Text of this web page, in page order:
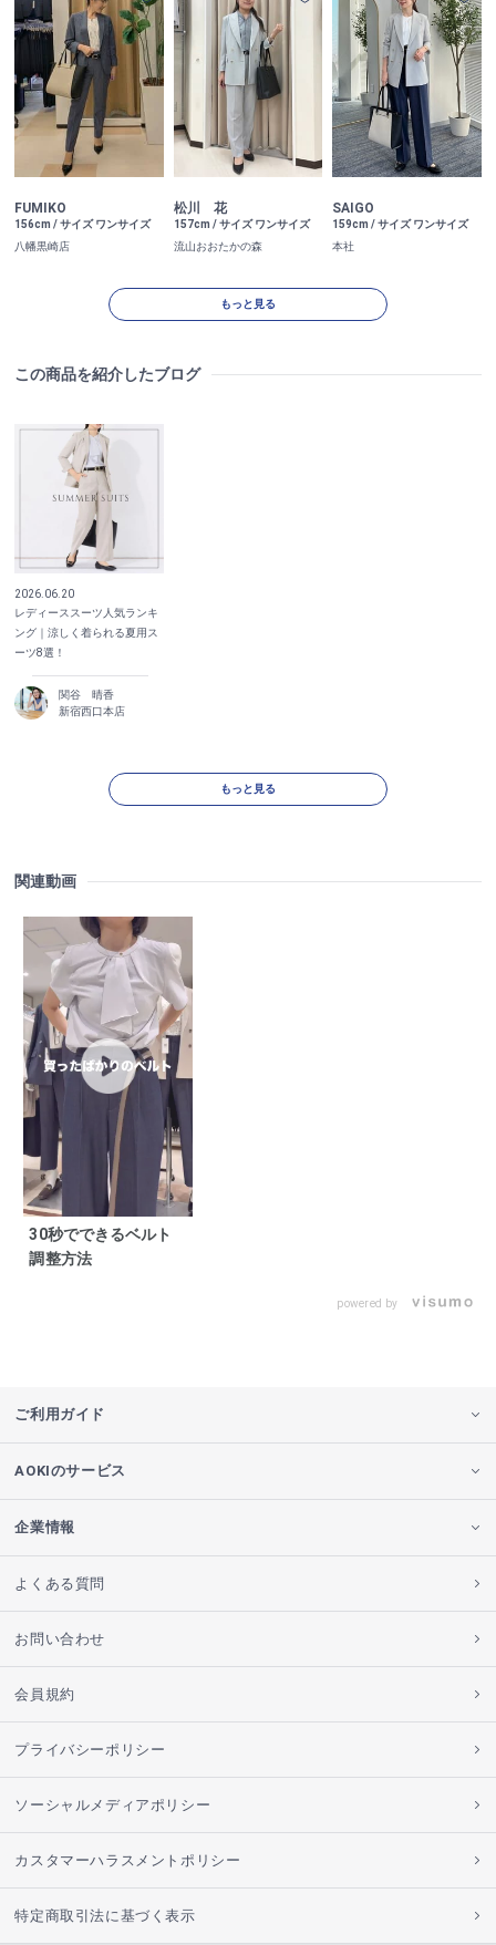
FUMIKO
156cm / サイズ ワンサイズ
八幡黒崎店
松川 花
157cm / サイズ ワンサイズ
流山おおたかの森
SAIGO
159cm / サイズ ワンサイズ
本社
もっと見る
この商品を紹介したブログ
2026.06.20
レディーススーツ人気ランキ
ング｜涼しく着られる夏用ス
ーツ8選！
関谷 晴香
新宿西口本店
もっと見る
関連動画
30秒でできるベルト
調整方法
powered by
ご利用ガイド
AOKIのサービス
企業情報
よくある質問
お問い合わせ
会員規約
プライバシーポリシー
ソーシャルメディアポリシー
カスタマーハラスメントポリシー
特定商取引法に基づく表示